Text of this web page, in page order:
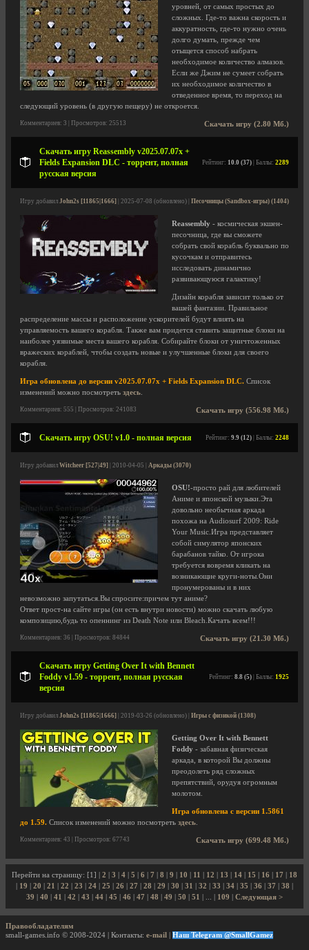
уровней, от самых простых до
сложных. Где-то важна скорость и
аккуратность, где-то нужно очень
долго думать, прежде чем
отыщется способ набрать
необходимое количество алмазов.
Если же Джим не сумеет собрать
их необходимое количество в
отведенное время, то переход на
следующий уровень (в другую пещеру) не откроется.
Скачать игру (2.80 Мб.)
Комментариев: 3 | Просмотров: 25513
Скачать игру Reassembly v2025.07.07x +
Fields Expansion DLC - торрент, полная
русская версия
Рейтинг: 10.0 (37) | Баллы: 2289
Игру добавил John2s [11865|1666] | 2025-07-08 (обновлено) | Песочницы (Sandbox-игры) (1404)
Reassembly - космическая экшен-
песочница, где вы сможете
собрать свой корабль буквально по
кусочкам и отправитесь
исследовать динамично
развивающуюся галактику!
Дизайн корабля зависит только от
вашей фантазии. Правильное
распределение массы и расположение ускорителей будут влиять на
управляемость вашего корабля. Также вам придется ставить защитные блоки на
наиболее уязвимые места вашего корабля. Собирайте блоки от уничтоженных
вражеских кораблей, чтобы создать новые и улучшенные блоки для своего
корабля.
Игра обновлена до версии v2025.07.07x + Fields Expansion DLC. Список
изменений можно посмотреть здесь
Скачать игру (556.98 Мб.)
Комментариев: 555 | Просмотров: 241083
Скачать игру OSU! v1.0 - полная версия Рейтинг: 9.9 (12) | Баллы: 2248
Игру добавил Witcheer [527|49] | 2010-04-05 | Аркады (3070)
OSU!-просто рай для любителей
Аниме и японской музыки.Эта
довольно необычная аркада
похожа на Audiosurf 2009: Ride
Your Music.Игра представляет
собой симулятор японских
барабанов тайко. От игрока
требуется вовремя кликать на
возникающие круги-ноты.Они
пронумерованы и в них
невозможно запутаться.Вы спросите:причем тут аниме?
Ответ прост-на сайте игры (он есть внутри новости) можно скачать любую
композицию,будь то опеннинг из Death Note или Bleach.Качать всем!!!
Скачать игру (21.30 Мб.)
Комментариев: 36 | Просмотров: 84844
Скачать игру Getting Over It with Bennett
Foddy v1.59 - торрент, полная русская
версия
Рейтинг: 8.8 (5) | Баллы: 1925
Игру добавил John2s [11865|1666] | 2019-03-26 (обновлено) | Игры с физикой (1308)
Getting Over It with Bennett
Foddy - забавная физическая
аркада, в которой Вы должны
преодолеть ряд сложных
препятствий, орудуя огромным
молотом.
Игра обновлена с версии 1.5861
до 1.59. Список изменений можно посмотреть здесь
Скачать игру (699.48 Мб.)
Комментариев: 43 | Просмотров: 67743
Перейти на страницу: [1] | 2 3 4 5 6 7 8 9 10 11 12 13 14 15 16 17
18
19 20 21 22 23 24 25 26 27 28 29 30 31 32 33 34 35 36 37 38
39
40 41 42 43 44 45 46 47 48 49 50 51 109 Следующая >
Правообладателям
small-games.info © 2008-2024 | Контакты: e-mail Наш Telegram @SmallGamez